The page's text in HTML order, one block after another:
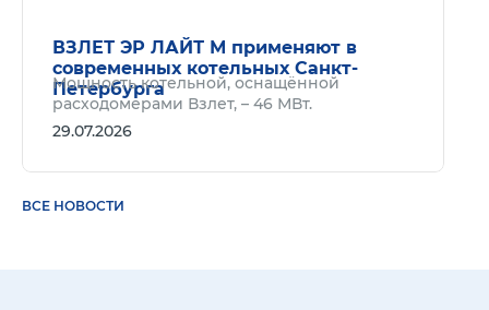
ВЗЛЕТ ЭР ЛАЙТ М применяют в
современных котельных Санкт-
Петербурга
Мощность котельной, оснащённой
расходомерами Взлет, – 46 МВт.
29.07.2026
ВСЕ НОВОСТИ